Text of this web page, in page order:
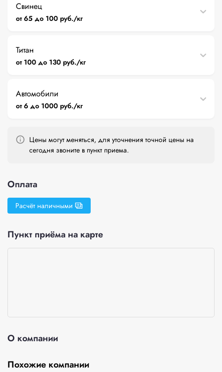
Свинец
от 65 до 100 руб./кг
Титан
от 100 до 130 руб./кг
Автомобили
от 6 до 1000 руб./кг
Цены могут меняться, для уточнения точной цены на
сегодня звоните в пункт приема.
Оплата
Расчёт наличными
Пункт приёма на карте
О компании
Похожие компании